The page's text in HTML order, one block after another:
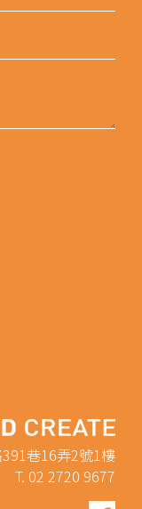
巷16弄2號1樓
T. 02 2720 9677